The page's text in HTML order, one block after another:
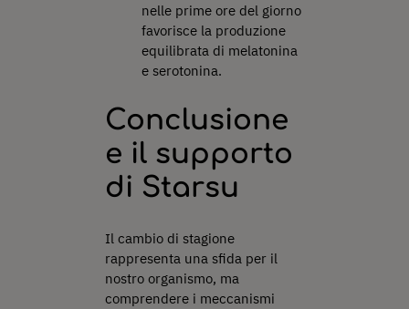
nelle prime ore del giorno
favorisce la produzione
equilibrata di melatonina
e serotonina.
Conclusione
e il supporto
di Starsu
Il cambio di stagione
rappresenta una sfida per il
nostro organismo, ma
comprendere i meccanismi